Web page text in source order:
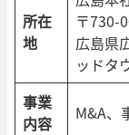
所在
地
〒730-
広島県
ッドタ
事業
内容
M&A、